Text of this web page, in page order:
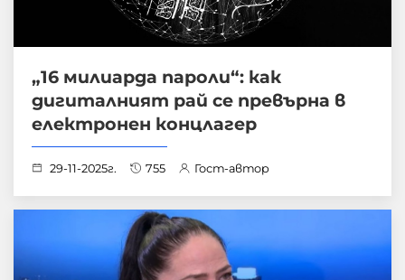
„16 милиарда пароли“: как
дигиталният рай се превърна в
електронен концлагер
29-11-2025г. 755 Гост-автор